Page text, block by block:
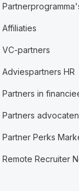
Affiliaties
VC-partners
Adviespartners HR
Partners in
Partners
Partner Perks
Remote Recruiter